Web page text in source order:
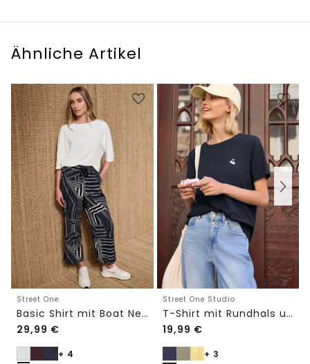
Ähnliche Artikel
Street One
Basic Shirt mit Boat Neck und Elastikbund
29,99 €
+ 4
Street One Studio
T-Shirt mit Rundhals und Embroidery-Detail
19,99 €
+ 3